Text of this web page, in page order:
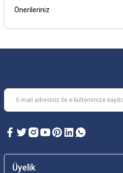
Önerileriniz
Üyelik